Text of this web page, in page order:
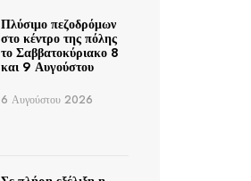
Πλύσιμο πεζοδρόμων
στο κέντρο της πόλης
το Σαββατοκύριακο 8
και 9 Αυγούστου
6 Αυγούστου 2026